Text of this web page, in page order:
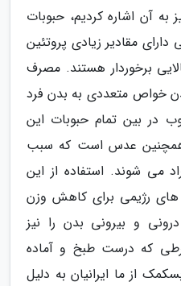
آن اشاره کردیم، حبوبات
مقادیر زیادی پروتئین
برخوردار هستند. مصرف
خواص متعددی به بدن فرد
در بین تمام حبوبات این
و همچنین عدس است که سبب
می شوند. استفاده از این
رژیمی برای کاهش وزن
و بیرونی بدن را نیز
که درست طبخ و آماده
از ما ایرانیان به دلیل